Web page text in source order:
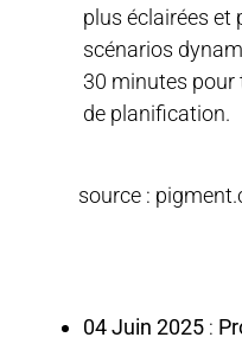
plus éclairées et
scénarios
30 minutes
de planification.
source :
04 Juin 2025 :